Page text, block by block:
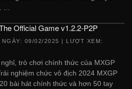
Official Game v1.2.2-P2P
09/02/2025 | LƯỢT XEM:
trò chơi chính thức của MXGP
nghiệm chức vô địch 2024 MXGP
bài hát chính thức và hơn 50 tay